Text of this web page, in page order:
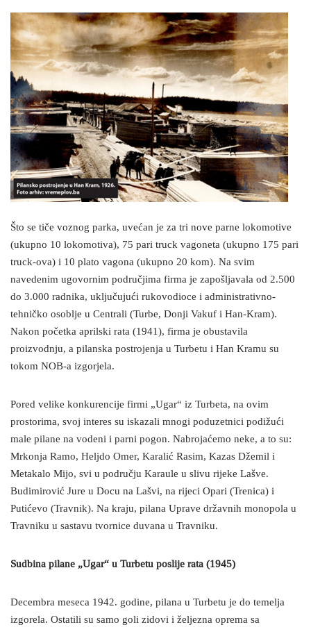
Što se tiče voznog parka, uvećan je za tri nove parne lokomotive
(ukupno 10 lokomotiva), 75 pari truck vagoneta (ukupno 175 pari
truck-ova) i 10 plato vagona (ukupno 20 kom). Na svim
navedenim ugovornim područjima firma je zapošljavala od 2.500
do 3.000 radnika, uključujući rukovodioce i administrativno-
tehničko osoblje u Centrali (Turbe, Donji Vakuf i Han-Kram).
Nakon početka aprilski rata (1941), firma je obustavila
proizvodnju, a pilanska postrojenja u Turbetu i Han Kramu su
tokom NOB-a izgorjela.
Pored velike konkurencije firmi „Ugar“ iz Turbeta, na ovim
prostorima, svoj interes su iskazali mnogi poduzetnici podižući
male pilane na vodeni i parni pogon. Nabrojaćemo neke, a to su:
Mrkonja Ramo, Heljdo Omer, Karalić Rasim, Kazas Džemil i
Metakalo Mijo, svi u području Karaule u slivu rijeke Lašve.
Budimirović Jure u Docu na Lašvi, na rijeci Opari (Trenica) i
Putićevo (Travnik). Na kraju, pilana Uprave državnih monopola u
Travniku u sastavu tvornice duvana u Travniku.
Sudbina pilane „Ugar“ u Turbetu poslije rata (1945)
Decembra meseca 1942. godine, pilana u Turbetu je do temelja
izgorela. Ostatili su samo goli zidovi i željezna oprema sa